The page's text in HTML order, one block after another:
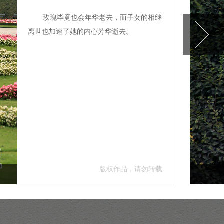
玫瑰毕竟也会年华老去，而子女的相继
离世也加速了她的内心芳华逝去。
版权作品，请勿转载